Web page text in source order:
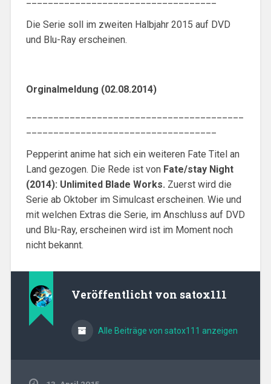
Die Serie soll im zweiten Halbjahr 2015 auf DVD
und Blu-Ray erscheinen.
Orginalmeldung (02.08.2014)
Pepperint anime hat sich ein weiteren Fate Titel an
Land gezogen. Die Rede ist von Fate/stay Night
(2014): Unlimited Blade Works. Zuerst wird die
Serie ab Oktober im Simulcast erscheinen. Wie und
mit welchen Extras die Serie, im Anschluss auf DVD
und Blu-Ray, erscheinen wird ist im Moment noch
nicht bekannt.
Veröffentlicht von satox111
Alle Beiträge von satox111 anzeigen